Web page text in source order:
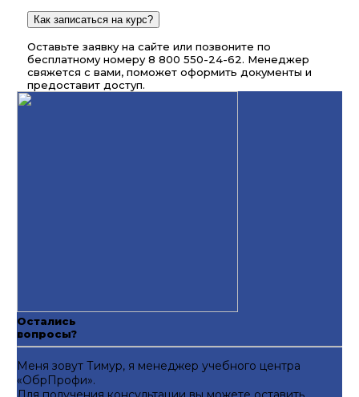
Как записаться на курс?
Оставьте заявку на сайте или позвоните по
бесплатному номеру 8 800 550-24-62. Менеджер
свяжется с вами, поможет оформить документы и
предоставит доступ.
Остались
вопросы?
Меня зовут Тимур, я менеджер учебного центра
«ОбрПрофи».